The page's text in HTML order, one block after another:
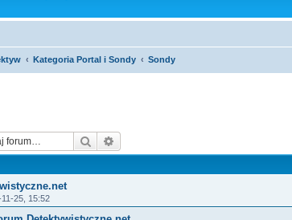
Kategoria Portal i Sondy Sondy
Szukaj
25, 15:52